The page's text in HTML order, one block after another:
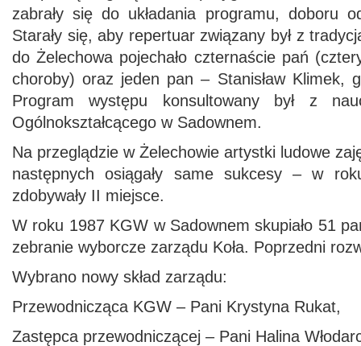
zabrały się do układania programu, doboru
Starały się, aby repertuar związany był z
do Żelechowa pojechało czternaście pań
choroby) oraz jeden pan – Stanisław Klimek,
Program występu konsultowany był z
Ogólnokształcącego w Sadownem.
Na przeglądzie w Żelechowie artystki ludowe
następnych osiągały same sukcesy – w
zdobywały II miejsce.
W roku 1987 KGW w Sadownem skupiało 51
zebranie wyborcze zarządu Koła. Poprzedni
Wybrano nowy skład zarządu:
Przewodnicząca KGW – Pani Krystyna Rukat,
Zastępca przewodniczącej – Pani Halina